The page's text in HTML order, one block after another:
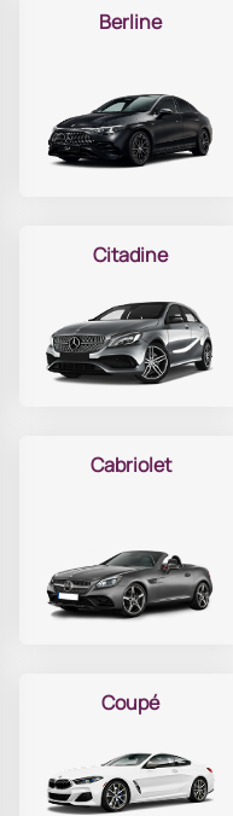
Berline
Citadine
Cabriolet
Coupé